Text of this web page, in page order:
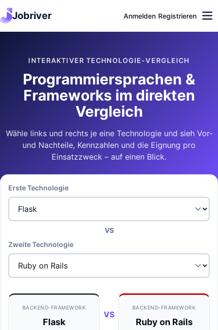
Jobriver Anmelden/Registrieren
INTERAKTIVER TECHNOLOGIE-VERGLEICH
Programmiersprachen &
Frameworks im direkten
Vergleich
Wähle links und rechts je eine Technologie und sieh Vor-
und Nachteile, Kennzahlen und die Eignung pro
Einsatzzweck – auf einen Blick.
Erste Technologie
VS
Zweite Technologie
BACKEND-FRAMEWORK
Flask
VS
BACKEND-FRAMEWORK
Ruby on Rails